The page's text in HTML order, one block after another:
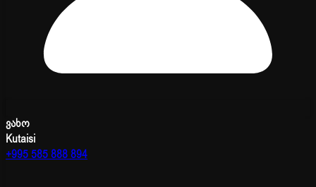
ვახო
Kutaisi
+995 585 888 894